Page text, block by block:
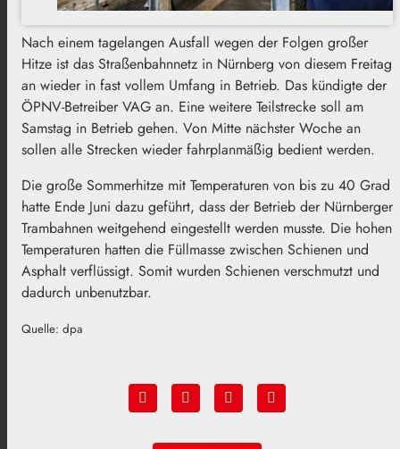
Nach einem tagelangen Ausfall wegen der Folgen großer
Hitze ist das Straßenbahnnetz in Nürnberg von diesem Freitag
an wieder in fast vollem Umfang in Betrieb. Das kündigte der
ÖPNV-Betreiber VAG an. Eine weitere Teilstrecke soll am
Samstag in Betrieb gehen. Von Mitte nächster Woche an
sollen alle Strecken wieder fahrplanmäßig bedient werden.
Die große Sommerhitze mit Temperaturen von bis zu 40 Grad
hatte Ende Juni dazu geführt, dass der Betrieb der Nürnberger
Trambahnen weitgehend eingestellt werden musste. Die hohen
Temperaturen hatten die Füllmasse zwischen Schienen und
Asphalt verflüssigt. Somit wurden Schienen verschmutzt und
dadurch unbenutzbar.
Quelle: dpa